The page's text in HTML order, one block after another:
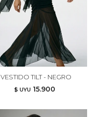
VESTIDO TILT - NEGRO
$ UYU 15.900